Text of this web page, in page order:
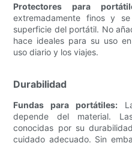
Protectores para
extremadamente finos y
superficie del portátil. No
hace ideales para su uso
uso diario y los viajes.
Durabilidad
Fundas para portátiles:
depende del material.
conocidas por su
cuidado adecuado. Sin